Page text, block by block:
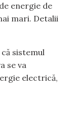
energie de
mari. Detalii
sistemul
se va
electrică,